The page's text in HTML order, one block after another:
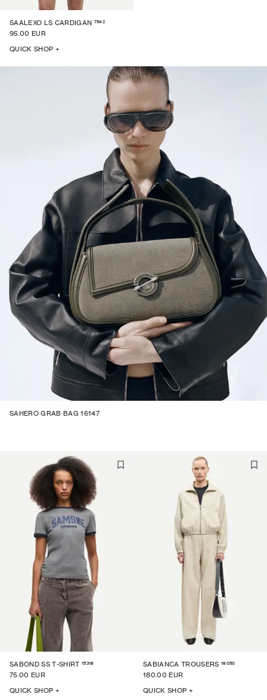
SAALEXO LS CARDIGAN 7542
95.00 EUR
QUICK SHOP +
SABOND SS T-SHIRT 15318
75.00 EUR
QUICK SHOP +
SABIANCA TROUSERS 16050
180.00 EUR
QUICK SHOP +
SAHERO GRAB BAG 16147